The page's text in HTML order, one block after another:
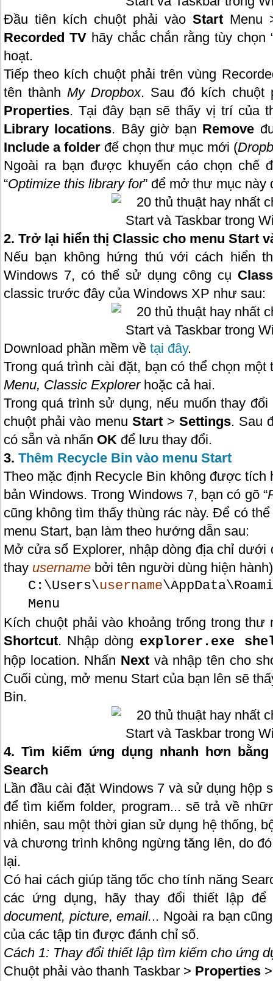
Đầu tiên kích chuột phải vào Start Menu
Recorded TV hãy chắc chắn rằng tùy chọn
hoạt.
Tiếp theo kích chuột phải trên vùng
tên thànhMy Dropbox. Sau đó kích chuột
Properties. Tại đây bạn sẽ thấy vị trí của
Library locations. Bây giờ bạn Remove
Include a folder để chọn thư mục mới (
Ngoài ra bạn được khuyến cáo chọn chế
“Optimize this library for” để mở thư mục này
2. Trở lại hiển thị Classic cho menu Start
Nếu bạn không hứng thú với cách hiển
Windows 7, có thể sử dụng công cụ
classic trước đây của Windows XP như sau:
Download phần mềm về tại đây.
Trong quá trình cài đặt, bạn có thể chọn một
Menu, Classic Explorer hoặc cả hai.
Trong quá trình sử dụng, nếu muốn thay
chuột phải vào menu Start > Settings. Sau
có sẵn và nhấn OK để lưu thay đổi.
3. Thêm Recycle Bin vào menu Start
Theo mặc định Recycle Bin không được tích
bản Windows. Trong Windows 7, bạn có gõ “
cũng không tìm thấy thùng rác này. Để có
menu Start, bạn làm theo hướng dẫn sau:
Mở cửa sổ Explorer, nhập dòng địa chỉ dưới
thay username bởi tên người dùng hiện
C:\Users\username
Menu
Kích chuột phải vào khoảng trống trong
Shortcut. Nhập dòng explorer.exe
hộp location. Nhấn Next và nhập tên cho
Cuối cùng, mở menu Start của bạn lên sẽ
Bin.
4. Tìm kiếm ứng dụng nhanh hơn
Search
Lần đầu cài đặt Windows 7 và sử dụng hộp
để tìm kiếm folder, program... sẽ trả về
nhiên, sau một thời gian sử dụng hệ thống,
và chương trình không ngừng tăng lên, do
lại.
Có hai cách giúp tăng tốc cho tính năng
các ứng dụng, hãy thay đổi thiết lập
document, picture, email... Ngoài ra bạn
của các tập tin được đánh chỉ số.
Cách 1: Thay đổi thiết lập tìm kiếm cho ứng
Chuột phải vào thanh Taskbar > Properties